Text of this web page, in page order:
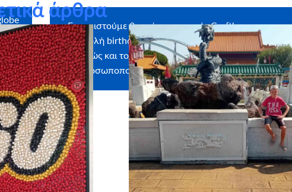
Ευχαριστούμε θερμά την εταιρείαCraftbox.grγια την
αποστολή birthday box – έκπληξη σε όλα τα παιδιά μας,
καθώς και τοmyikona.grγια τη χορηγία όλων των
προσωποποιημένων φωτογραφικών άλμπουμ!
άρθρα